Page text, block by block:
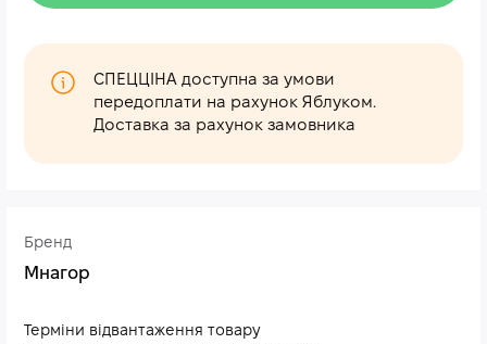
Бренд
Мнагор
Терміни відвантаження товару
СПЕЦЦІНА доступна за умови
передоплати на рахунок Яблуком.
Доставка за рахунок замовника